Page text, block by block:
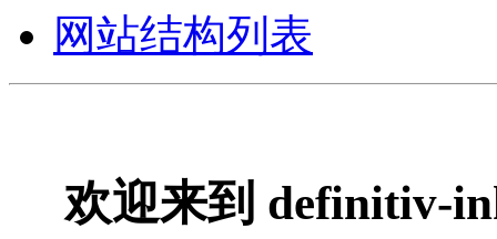
网站结构列表
欢迎来到 definitiv-